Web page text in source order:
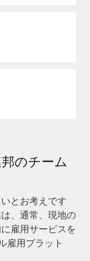
のチーム
とお考えです
、通常、現地の
雇用サービスを
雇用プラット